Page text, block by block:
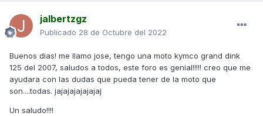
jalbertzgz
Publicado 28 de Octubre del 2022
Buenos dias! me llamo jose, tengo una moto kymco grand dink
125 del 2007, saludos a todos, este foro es genial!!!!! creo que me
ayudara con las dudas que pueda tener de la moto que
son....todas. jajajajajajajaj
Un saludo!!!!